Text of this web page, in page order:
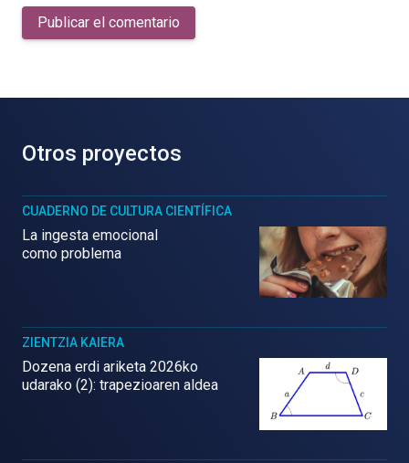
Publicar el comentario
Otros proyectos
CUADERNO DE CULTURA CIENTÍFICA
La ingesta emocional
como problema
ZIENTZIA KAIERA
Dozena erdi ariketa 2026ko
udarako (2): trapezioaren aldea